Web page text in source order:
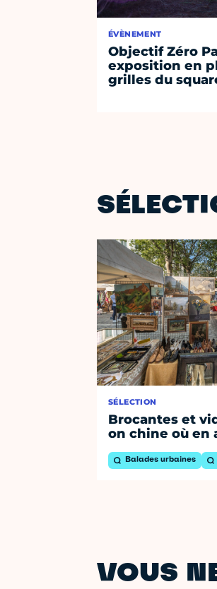
ÉVÈNEMENT
Objectif Zéro
exposition en
grilles du
SÉLECTION
Brocantes et
on chine où en
Balades urbaines
VOUS